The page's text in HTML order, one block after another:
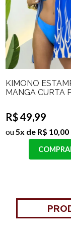
KIMONO
MANGA CURTA
R$ 49,99
ou 5x de R$